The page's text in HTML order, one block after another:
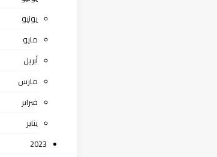
يونيو
مايو
أبريل
مارس
فبراير
يناير
2023